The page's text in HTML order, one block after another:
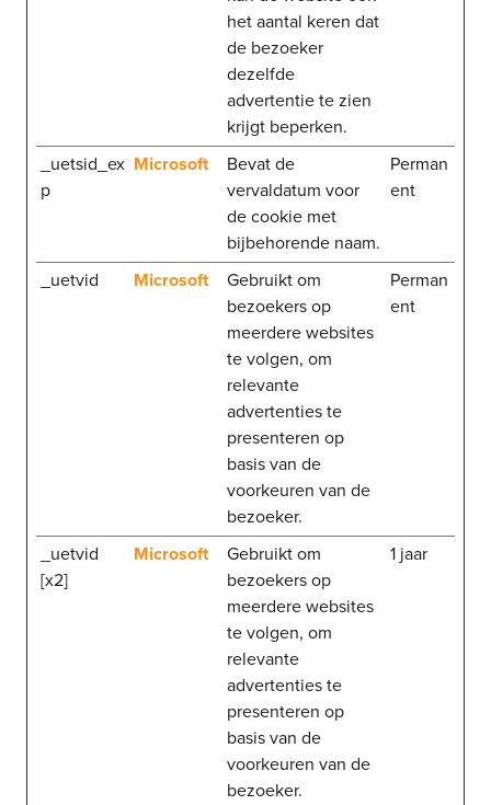
het aantal keren dat
de bezoeker
dezelfde
advertentie te zien
krijgt beperken.
_uetsid_ex
p
Microsoft
Bevat de
vervaldatum voor
de cookie met
bijbehorende naam.
Perman
ent
_uetvid Microsoft
Gebruikt om
bezoekers op
meerdere websites
te volgen, om
relevante
advertenties te
presenteren op
basis van de
voorkeuren van de
bezoeker.
Perman
ent
_uetvid
[x2]
Microsoft
Gebruikt om
bezoekers op
meerdere websites
te volgen, om
relevante
advertenties te
presenteren op
basis van de
voorkeuren van de
bezoeker.
1 jaar